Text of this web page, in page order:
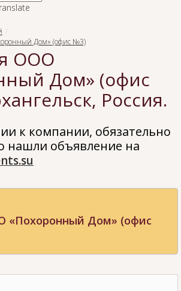
Дом» (офис №3)
ООО
Дом» (офис
Россия.
к компании, обязательно
нашли объявление на
«Похоронный Дом» (офис